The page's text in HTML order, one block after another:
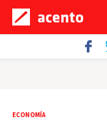
ECONOMÍA